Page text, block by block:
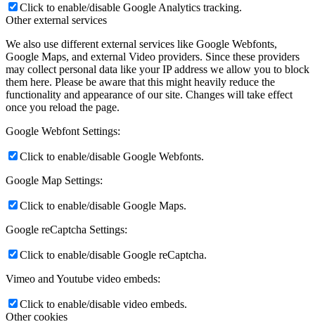
Click to enable/disable Google Analytics tracking.
Other external services
We also use different external services like Google Webfonts,
Google Maps, and external Video providers. Since these providers
may collect personal data like your IP address we allow you to block
them here. Please be aware that this might heavily reduce the
functionality and appearance of our site. Changes will take effect
once you reload the page.
Google Webfont Settings:
Click to enable/disable Google Webfonts.
Google Map Settings:
Click to enable/disable Google Maps.
Google reCaptcha Settings:
Click to enable/disable Google reCaptcha.
Vimeo and Youtube video embeds:
Click to enable/disable video embeds.
Other cookies